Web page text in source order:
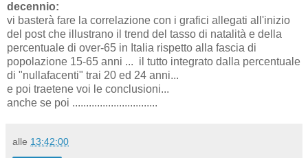
decennio:
vi basterà fare la correlazione con i grafici allegati all'inizio
del post che illustrano il trend del tasso di natalità e della
percentuale di over-65 in Italia rispetto alla fascia di
popolazione 15-65 anni ... il tutto integrato dalla percentuale
di "nullafacenti" trai 20 ed 24 anni...
e poi traetene voi le conclusioni...
anche se poi ...............................
alle 13:42:00